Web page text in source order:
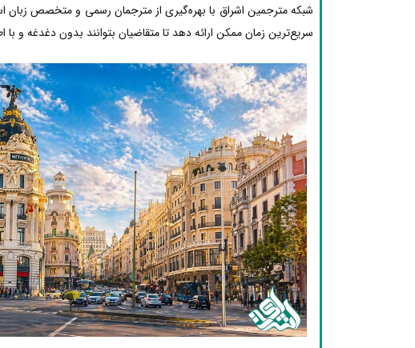
شبکه مترجمین اشراق با بهره‌گیری از مترجمان رسمی و متخصص زبان
سریع‌ترین زمان ممکن ارائه دهد تا متقاضیان بتوانند بدون دغدغه و با